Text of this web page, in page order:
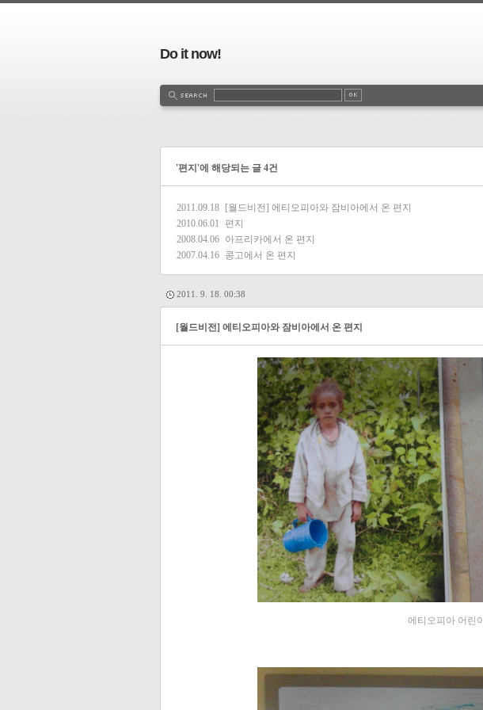
Do it now!
'편지'에 해당되는 글 4건
2011.09.18
[월드비전] 에티오피아와 잠비아에서 온 편지
2010.06.01 편지
2008.04.06 아프리카에서 온 편지
2007.04.16 콩고에서 온 편지
2011. 9. 18. 00:38
[월드비전] 에티오피아와 잠비아에서 온 편지
에티오피아 어린이